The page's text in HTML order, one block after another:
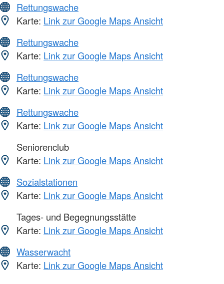
Rettungswache
Karte: Link zur Google Maps Ansicht
Rettungswache
Karte: Link zur Google Maps Ansicht
Rettungswache
Karte: Link zur Google Maps Ansicht
Rettungswache
Karte: Link zur Google Maps Ansicht
Seniorenclub
Karte: Link zur Google Maps Ansicht
Sozialstationen
Karte: Link zur Google Maps Ansicht
Tages- und Begegnungsstätte
Karte: Link zur Google Maps Ansicht
Wasserwacht
Karte: Link zur Google Maps Ansicht